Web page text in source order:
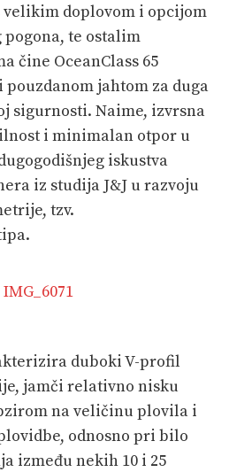
velikim doplovom i opcijom
te ostalim
čine OceanClass 65
jahtom za duga
sigurnosti. Naime, izvrsna
i minimalan otpor u
iskustva
iz studija J&J u razvoju
tzv.
duboki V-profil
jamči relativno nisku
na veličinu plovila i
odnosno pri bilo
između nekih 10 i 25